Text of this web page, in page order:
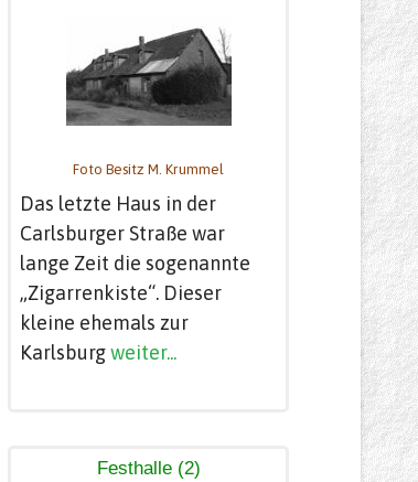
Foto Besitz M. Krummel
Das letzte Haus in der
Carlsburger Straße war
lange Zeit die sogenannte
„Zigarrenkiste“. Dieser
kleine ehemals zur
Karlsburgweiter...
Festhalle (2)